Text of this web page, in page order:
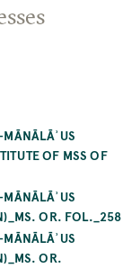
OF MSS OF
OR. FOL._258
OR.